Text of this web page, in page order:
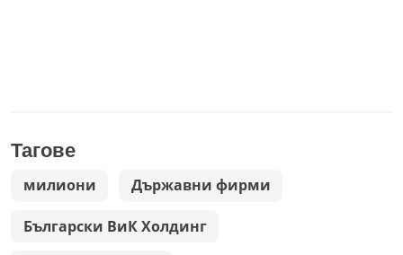
Тагове
милиони Държавни фирми
Български ВиК Холдинг